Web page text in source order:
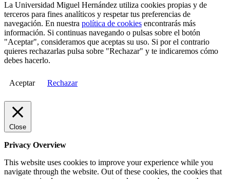
La Universidad Miguel Hernández utiliza cookies propias y de
terceros para fines analíticos y respetar tus preferencias de
navegación. En nuestra política de cookies encontrarás más
información. Si continuas navegando o pulsas sobre el botón
"Aceptar", consideramos que aceptas su uso. Si por el contrario
quieres rechazarlas pulsa sobre "Rechazar" y te indicaremos cómo
debes hacerlo.
Aceptar Rechazar
Close
Privacy Overview
This website uses cookies to improve your experience while you
navigate through the website. Out of these cookies, the cookies that